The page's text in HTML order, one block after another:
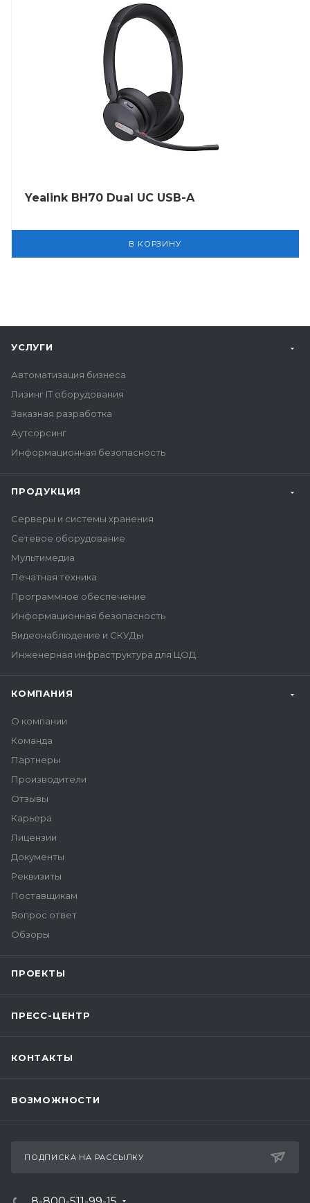
Yealink BH70 Dual UC USB-A
В КОРЗИНУ
УСЛУГИ
Автоматизация бизнеса
Лизинг IT оборудования
Заказная разработка
Аутсорсинг
Информационная безопасность
ПРОДУКЦИЯ
Серверы и системы хранения
Сетевое оборудование
Мультимедиа
Печатная техника
Программное обеспечение
Информационная безопасность
Видеонаблюдение и СКУДы
Инженерная инфраструктура для ЦОД
КОМПАНИЯ
О компании
Команда
Партнеры
Производители
Отзывы
Карьера
Лицензии
Документы
Реквизиты
Поставщикам
Вопрос ответ
Обзоры
ПРОЕКТЫ
ПРЕСС-ЦЕНТР
КОНТАКТЫ
ВОЗМОЖНОСТИ
ПОДПИСКА НА РАССЫЛКУ